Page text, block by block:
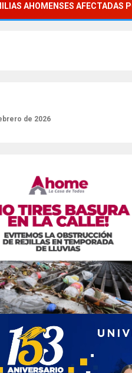
AHOMENSES AFECTADAS
de 2026